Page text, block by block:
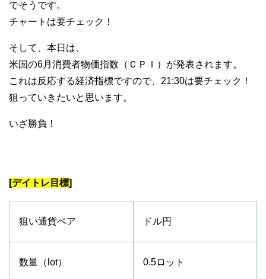
でそうです。
チャートは要チェック！
そして、本日は、
米国の6月消費者物価指数（ＣＰＩ）が発表されます。
これは反応する経済指標ですので、21:30は要チェック！
狙っていきたいと思います。
いざ勝負！
[デイトレ目標]
狙い通貨ペア ドル円
数量（lot） 0.5ロット